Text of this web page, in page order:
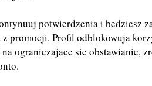
potwierdzenia i bedziesz
promocji. Profil odblokowuja
ograniczajace sie obstawianie,